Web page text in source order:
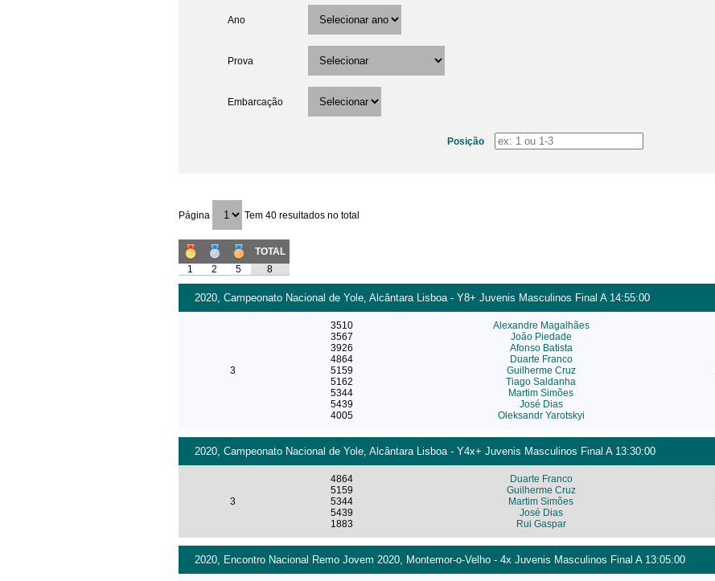
Ano
Prova
Embarcação
Posição
Página Tem 40 resultados no total
TOTAL
1
2 5 8
2020, Campeonato Nacional de Yole, Alcântara Lisboa - Y8+ Juvenis Masculinos Final A 14:55:00
3
3510
3567
3926
4864
5159
5162
5344
5439
4005
Alexandre Magalhães
João Piedade
Afonso Batista
Duarte Franco
Guilherme Cruz
Tiago Saldanha
Martim Simões
José Dias
Oleksandr Yarotskyi
2020, Campeonato Nacional de Yole, Alcântara Lisboa - Y4x+ Juvenis Masculinos Final A 13:30:00
3
4864
5159
5344
5439
1883
Duarte Franco
Guilherme Cruz
Martim Simões
José Dias
Rui Gaspar
2020, Encontro Nacional Remo Jovem 2020, Montemor-o-Velho - 4x Juvenis Masculinos Final A 13:05:00